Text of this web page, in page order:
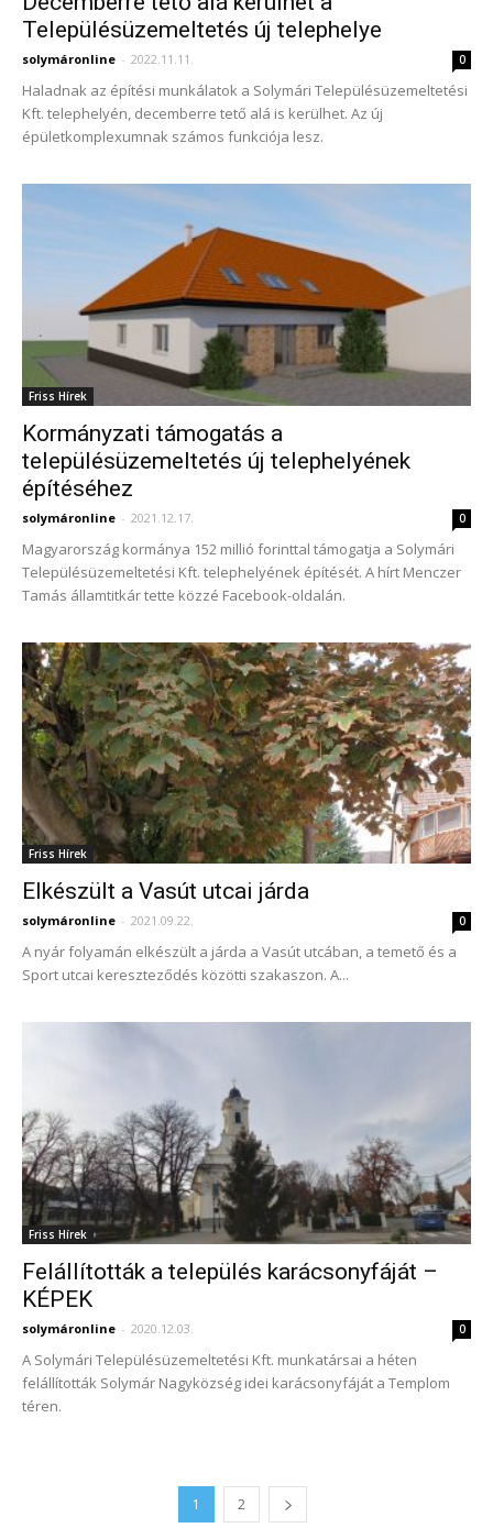
Településüzemeltetés új telephelye
solymáronline - 2022.11.11. 0
Haladnak az építési munkálatok a Solymári Településüzemeltetési
Kft. telephelyén, decemberre tető alá is kerülhet. Az új
épületkomplexumnak számos funkciója lesz.
Friss Hírek
Kormányzati támogatás a
településüzemeltetés új telephelyének
építéséhez
solymáronline - 2021.12.17. 0
Magyarország kormánya 152 millió forinttal támogatja a Solymári
Településüzemeltetési Kft. telephelyének építését. A hírt Menczer
Tamás államtitkár tette közzé Facebook-oldalán.
Friss Hírek
Elkészült a Vasút utcai járda
solymáronline - 2021.09.22. 0
A nyár folyamán elkészült a járda a Vasút utcában, a temető és a
Sport utcai kereszteződés közötti szakaszon. A...
Friss Hírek
Felállították a település karácsonyfáját –
KÉPEK
solymáronline - 2020.12.03. 0
A Solymári Településüzemeltetési Kft. munkatársai a héten
felállították Solymár Nagyközség idei karácsonyfáját a Templom
téren.
1 2